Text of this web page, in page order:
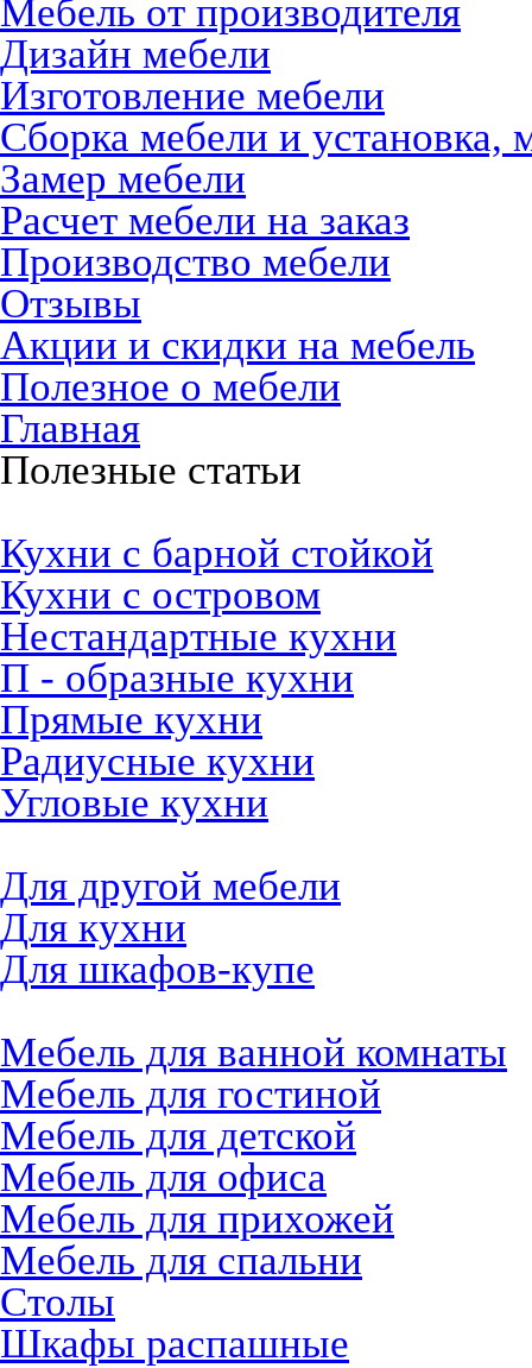
Мебель от производителя
Дизайн мебели
Изготовление мебели
Сборка мебели и установка,
Замер мебели
Расчет мебели на заказ
Производство мебели
Отзывы
Акции и скидки на мебель
Полезное о мебели
Главная
Полезные статьи
Кухни с барной стойкой
Кухни с островом
Нестандартные кухни
П - образные кухни
Прямые кухни
Радиусные кухни
Угловые кухни
Для другой мебели
Для кухни
Для шкафов-купе
Мебель для ванной комнаты
Мебель для гостиной
Мебель для детской
Мебель для офиса
Мебель для прихожей
Мебель для спальни
Столы
Шкафы распашные